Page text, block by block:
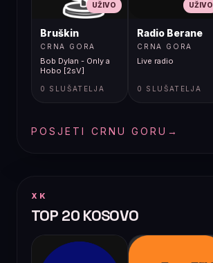
UŽIVO
Bruškin
CRNA GORA
Bob Dylan - Only a
Hobo [2sV]
0 SLUŠATELJA
UŽIVO
Radio Berane
CRNA GORA
Live radio
0 SLUŠATELJA
POSJETI CRNU GORU →
XK
TOP 20 KOSOVO